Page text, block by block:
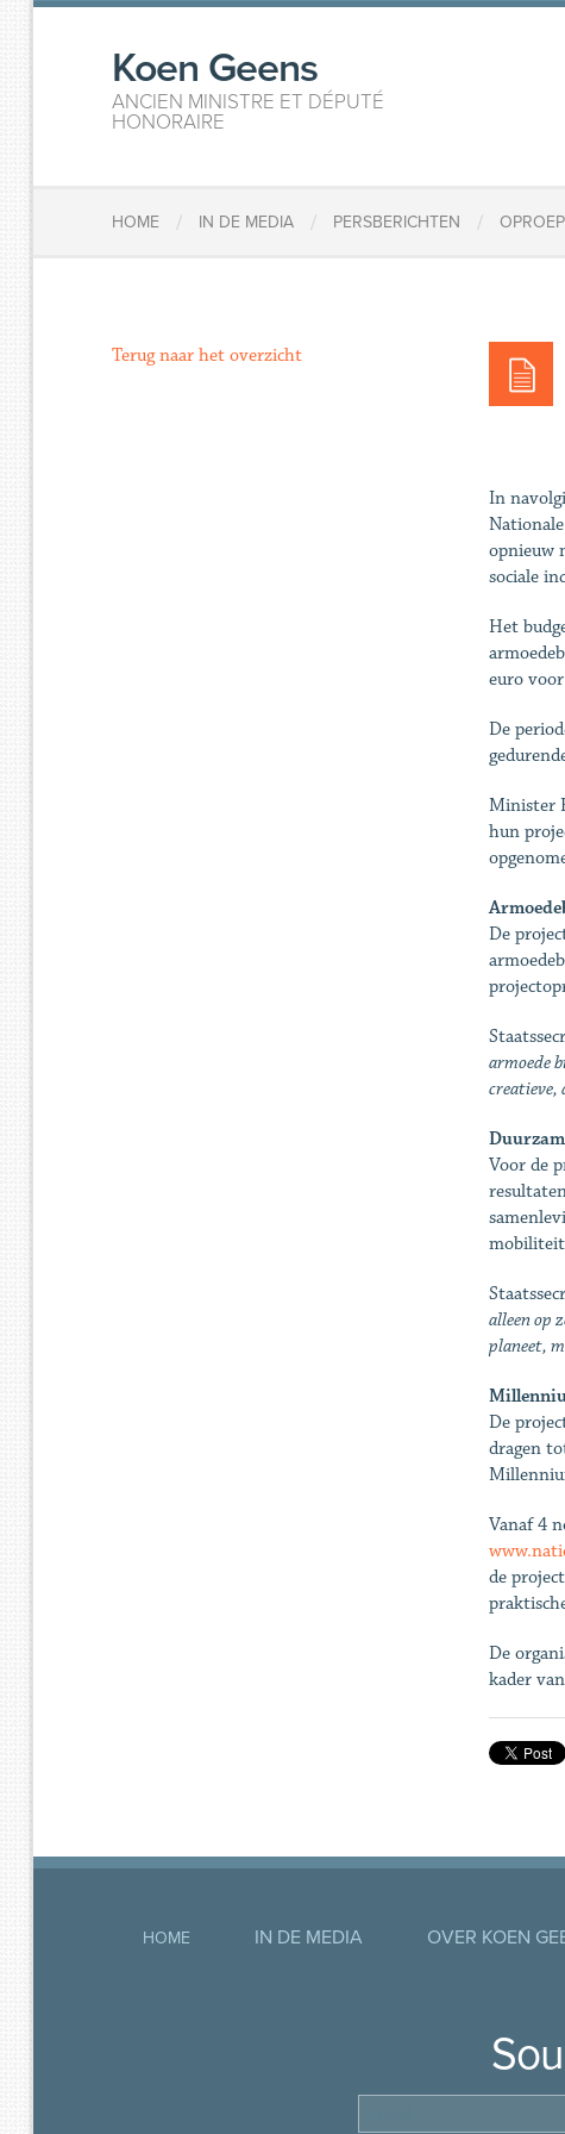
Koen Geens
ANCIEN MINISTRE ET DÉPUTÉ
HONORAIRE
HOME / IN DE MEDIA / PERSBERICHTEN /
In
opnieuw
sociale
Het
euro
De
Minister
hun
De
armoede
creatieve,
Voor de
mobiliteit
alleen op
planeet,
De
dragen
Vanaf 4
de
De
kader
Terug naar het overzicht
HOME IN DE MEDIA OVER KOEN